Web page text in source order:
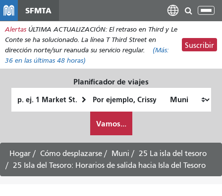
contenido
principal
SFMTA
Alertas ÚLTIMA ACTUALIZACIÓN: El retraso en Third y Le
Conte se ha solucionado. La línea T Third Street en
dirección norte/sur reanuda su servicio regular.
(Más:
36 en las últimas 48 horas)
Suscribir
Planificador de viajes
de
quiero
viajar
Vamos...
Hogar Cómo desplazarse Muni
25 La isla del tesoro
25 Isla del Tesoro: Horarios de salida hacia Isla del Tesoro